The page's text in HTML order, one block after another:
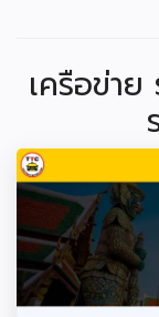
เครือข่า